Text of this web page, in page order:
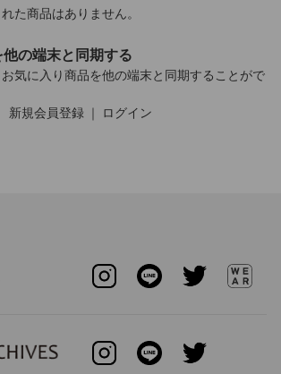
た商品はありません。
の端末と同期する
気に入り商品を他の端末と同期することがで
新規会員登録 ｜ ログイン